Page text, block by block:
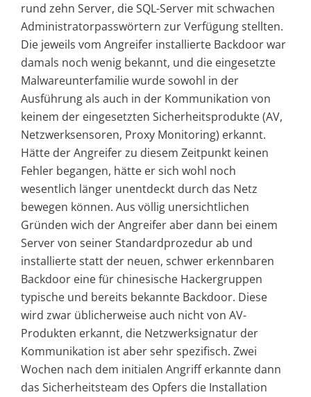
rund zehn Server, die SQL-Server mit schwachen
Administratorpasswörtern zur Verfügung stellten.
Die jeweils vom Angreifer installierte Backdoor war
damals noch wenig bekannt, und die eingesetzte
Malwareunterfamilie wurde sowohl in der
Ausführung als auch in der Kommunikation von
keinem der eingesetzten Sicherheitsprodukte (AV,
Netzwerksensoren, Proxy Monitoring) erkannt.
Hätte der Angreifer zu diesem Zeitpunkt keinen
Fehler begangen, hätte er sich wohl noch
wesentlich länger unentdeckt durch das Netz
bewegen können. Aus völlig unersichtlichen
Gründen wich der Angreifer aber dann bei einem
Server von seiner Standardprozedur ab und
installierte statt der neuen, schwer erkennbaren
Backdoor eine für chinesische Hackergruppen
typische und bereits bekannte Backdoor. Diese
wird zwar üblicherweise auch nicht von AV-
Produkten erkannt, die Netzwerksignatur der
Kommunikation ist aber sehr spezifisch. Zwei
Wochen nach dem initialen Angriff erkannte dann
das Sicherheitsteam des Opfers die Installation